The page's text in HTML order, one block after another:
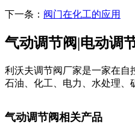
下一条： 阀门在化工的应用
气动调节阀|电动调
利沃夫调节阀厂家是一家在自
石油、化工、电力、水处理、
气动调节阀相关产品